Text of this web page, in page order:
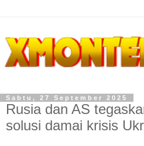
Sabtu, 27 September 2025
Rusia dan AS
solusi damai krisis